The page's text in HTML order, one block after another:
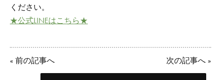
ください。
★公式LINEはこちら★
« 前の記事へ 次の記事へ »